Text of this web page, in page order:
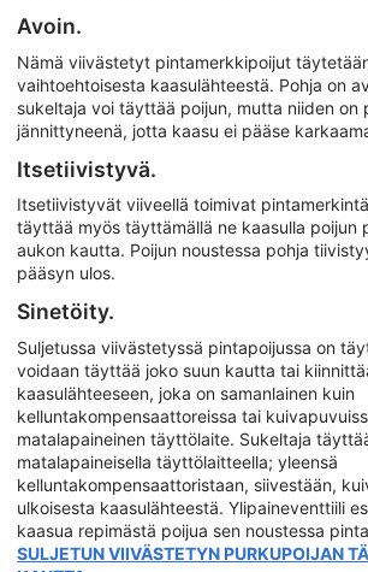
Avoin.
Nämä viivästetyt pintamerkkipoijut
vaihtoehtoisesta kaasulähteestä. Pohja on
sukeltaja voi täyttää poijun, mutta niiden on
jännittyneenä, jotta kaasu ei pääse
Itsetiivistyvä.
Itsetiivistyvät viiveellä toimivat
täyttää myös täyttämällä ne kaasulla poijun
aukon kautta. Poijun noustessa pohja
pääsyn ulos.
Sinetöity.
Suljetussa viivästetyssä pintapoijussa on
voidaan täyttää joko suun kautta tai
kaasulähteeseen, joka on samanlainen kuin
kelluntakompensaattoreissa tai
matalapaineinen täyttölaite. Sukeltaja
matalapaineisella täyttölaitteella; yleensä
kelluntakompensaattoristaan, siivestään,
ulkoisesta kaasulähteestä. Ylipaineventtiili
kaasua repimästä poijua sen noustessa
SULJETUN VIIVÄSTETYN PURKUPOIJAN